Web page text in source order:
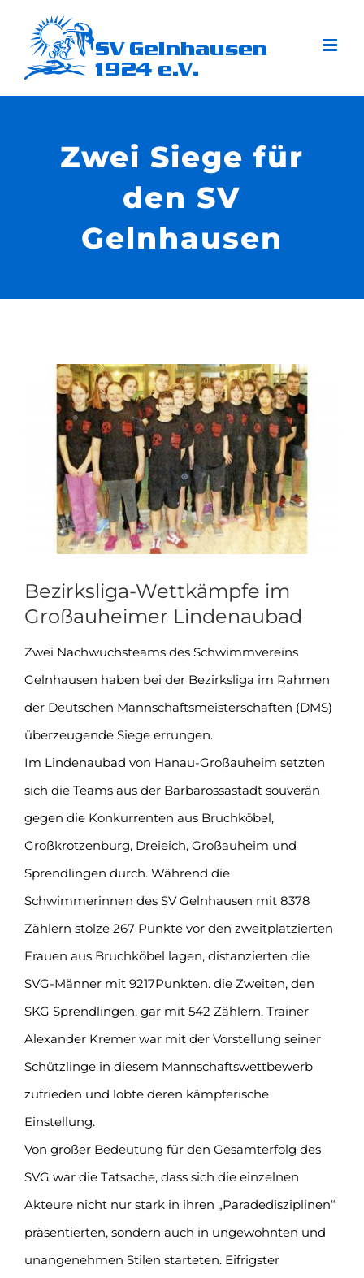
Inhalt
springen
Zwei Siege für
den SV
Gelnhausen
Zeige
grösseres
Bezirksliga-Wettkämpfe im
Großauheimer Lindenaubad
Zwei Nachwuchsteams des Schwimmvereins
Gelnhausen haben bei der Bezirksliga im Rahmen
der Deutschen Mannschaftsmeisterschaften (DMS)
überzeugende Siege errungen.
Im Lindenaubad von Hanau-Großauheim setzten
sich die Teams aus der Barbarossastadt souverän
gegen die Konkurrenten aus Bruchköbel,
Großkrotzenburg, Dreieich, Großauheim und
Sprendlingen durch. Während die
Schwimmerinnen des SV Gelnhausen mit 8378
Zählern stolze 267 Punkte vor den zweitplatzierten
Frauen aus Bruchköbel lagen, distanzierten die
SVG-Männer mit 9217Punkten. die Zweiten, den
SKG Sprendlingen, gar mit 542 Zählern. Trainer
Alexander Kremer war mit der Vorstellung seiner
Schützlinge in diesem Mannschaftswettbewerb
zufrieden und lobte deren kämpferische
Einstellung.
Von großer Bedeutung für den Gesamterfolg des
SVG war die Tatsache, dass sich die einzelnen
Akteure nicht nur stark in ihren „Paradedisziplinen“
präsentierten, sondern auch in ungewohnten und
unangenehmen Stilen starteten. Eifrigster